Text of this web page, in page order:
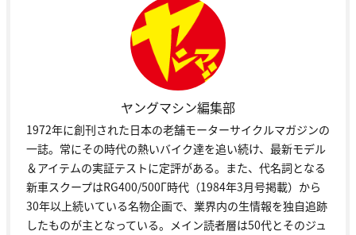
ヤングマシン編集部
1972年に創刊された日本の老舗モーターサイクルマガジンの
一誌。常にその時代の熱いバイク達を追い続け、最新モデル
＆アイテムの実証テストに定評がある。また、代名詞となる
新車スクープはRG400/500Γ時代（1984年3月号掲載）から
30年以上続いている名物企画で、業界内の生情報を独自追跡
したものが主となっている。メイン読者層は50代とそのジュ